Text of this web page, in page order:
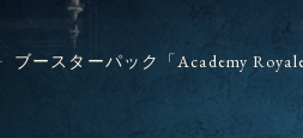
ブースターパック「Academy